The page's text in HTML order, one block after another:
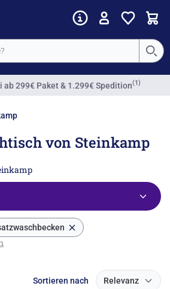
ab 299€ Paket & 1.299€ Spedition(1)
von Steinkamp
Sortieren nach Relevanz